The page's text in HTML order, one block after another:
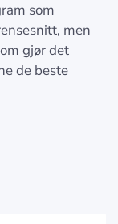
som
men
gjør det
de beste